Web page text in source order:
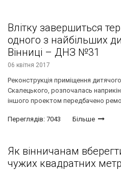
Влітку завершиться
одного з найбільших
Вінниці – ДНЗ №31
06 квітня 2017
Реконструкція приміщення
Скалецького, розпочалась
іншого проектом передбачено
Переглядів: 7043 Більше
Як вінничанам
чужих квадратних